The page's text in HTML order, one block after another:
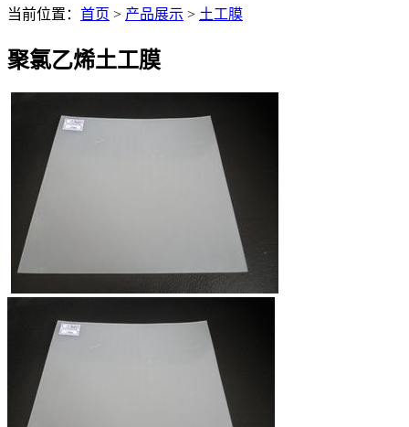
当前位置： 首页 > 产品展示 > 土工膜
聚氯乙烯土工膜